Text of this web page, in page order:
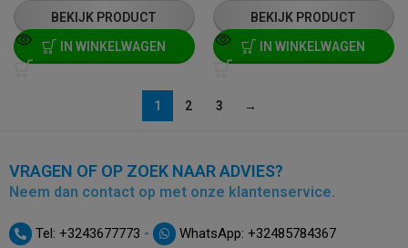
BEKIJK PRODUCT
IN WINKELWAGEN
BEKIJK PRODUCT
IN WINKELWAGEN
1 2 3 →
VRAGEN OF OP ZOEK NAAR ADVIES?
Neem dan contact op met onze klantenservice.
Tel: +3243677773 - WhatsApp: +32485784367